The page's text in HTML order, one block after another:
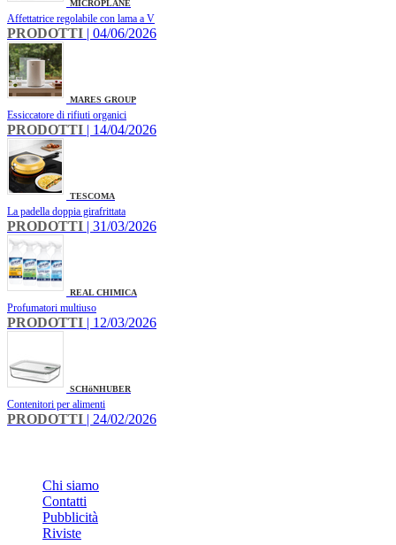
MICROPLANE
Affettatrice regolabile con lama a V
PRODOTTI | 04/06/2026
MARES GROUP
Essiccatore di rifiuti organici
PRODOTTI | 14/04/2026
TESCOMA
La padella doppia girafrittata
PRODOTTI | 31/03/2026
REAL CHIMICA
Profumatori multiuso
PRODOTTI | 12/03/2026
SCHöNHUBER
Contenitori per alimenti
PRODOTTI | 24/02/2026
Chi siamo
Contatti
Pubblicità
Riviste